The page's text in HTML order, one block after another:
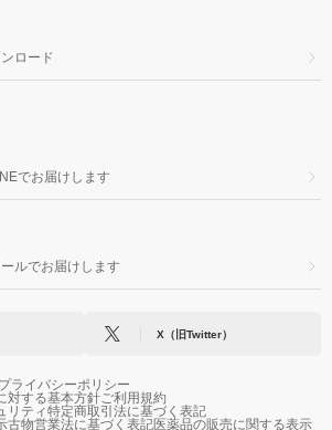
ロード
でお届けします
ルでお届けします
X（旧Twitter）
ライバシーポリシー
対する基本方針ご利用規約
リティ特定商取引法に基づく表記
古物営業法に基づく表記医薬品の販売に関する表示